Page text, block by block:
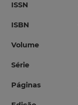
ISSN
ISBN
Volume
Série
Páginas